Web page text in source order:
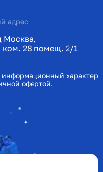
адрес
Москва,
ком. 28 помещ. 2/1
характер
офертой.